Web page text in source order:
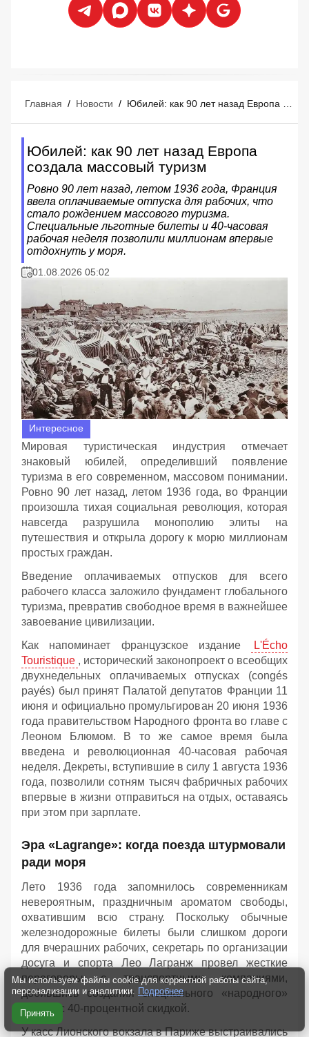
Главная / Новости /
Юбилей: как 90 лет назад Европа
создала массовый туризм
Ровно 90 лет назад, летом 1936 года, Франция
ввела оплачиваемые отпуска для рабочих, что
стало рождением массового туризма.
Специальные льготные билеты и 40-часовая
рабочая неделя позволили миллионам впервые
отдохнуть у моря.
01.08.2026 05:02
Интересное
Мировая туристическая индустрия отмечает
знаковый юбилей, определивший появление
туризма в его современном, массовом понимании.
Ровно 90 лет назад, летом 1936 года, во Франции
произошла тихая социальная революция, которая
навсегда разрушила монополию элиты на
путешествия и открыла дорогу к морю миллионам
простых граждан.
Введение оплачиваемых отпусков для всего
рабочего класса заложило фундамент глобального
туризма, превратив свободное время в важнейшее
завоевание цивилизации.
Как напоминает французское издание
L'Écho
Touristique , исторический законопроект о всеобщих
двухнедельных оплачиваемых отпусках (congés
payés) был принят Палатой депутатов Франции 11
июня и официально промульгирован 20 июня 1936
года правительством Народного фронта во главе с
Леоном Блюмом. В то же самое время была
введена и революционная 40-часовая рабочая
неделя. Декреты, вступившие в силу 1 августа 1936
года, позволили сотням тысяч фабричных рабочих
впервые в жизни отправиться на отдых, оставаясь
при этом при зарплате.
Эра «Lagrange»: когда поезда штурмовали
ради моря
Лето 1936 года запомнилось современникам
невероятным, праздничным ароматом свободы,
охватившим всю страну. Поскольку обычные
железнодорожные билеты были слишком дороги
для вчерашних рабочих, секретарь по организации
досуга и спорта Лео Лагранж провел жесткие
переговоры с транспортными компаниями,
добившись создания специального «народного»
билета с 40-процентной скидкой.
У касс Лионского вокзала в Париже выстраивались
Мы используем файлы cookie для корректной работы сайта,
персонализации и аналитики. Подробнее
Принять